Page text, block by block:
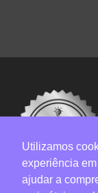
Utilizamos
experiência
ajudar a